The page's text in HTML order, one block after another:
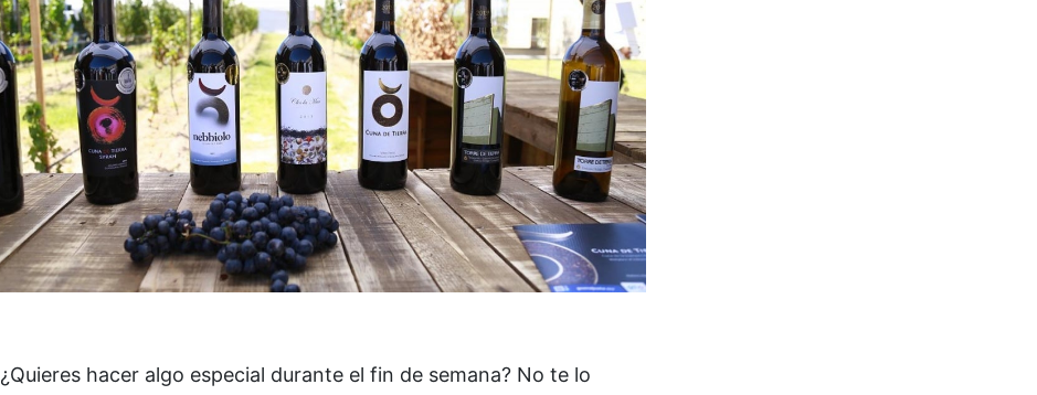
¿Quieres hacer algo especial durante el fin de semana? No te lo